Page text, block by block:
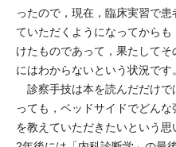
ったので，現在，臨床実習で
ていただくようになってから
けたものであって，果たして
にはわからないという状況です。
診察手技は本を読んだだけで
っても，ベッドサイドでどん
を教えていただきたいという